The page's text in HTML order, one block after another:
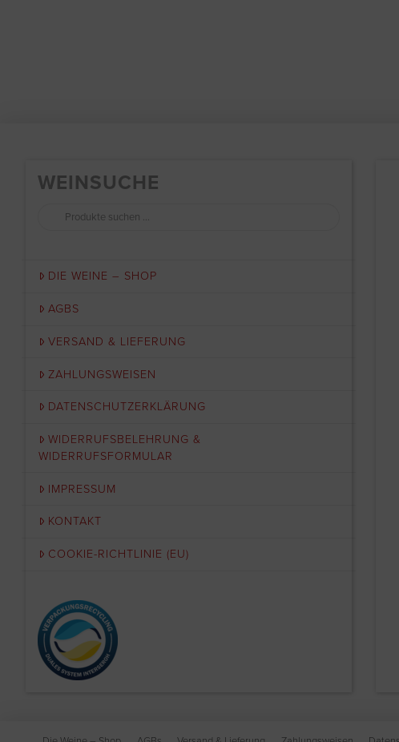
WEINSUCHE
Suchen
DIE WEINE – SHOP
AGBS
VERSAND & LIEFERUNG
ZAHLUNGSWEISEN
DATENSCHUTZERKLÄRUNG
WIDERRUFSBELEHRUNG &
WIDERRUFSFORMULAR
IMPRESSUM
KONTAKT
COOKIE-RICHTLINIE (EU)